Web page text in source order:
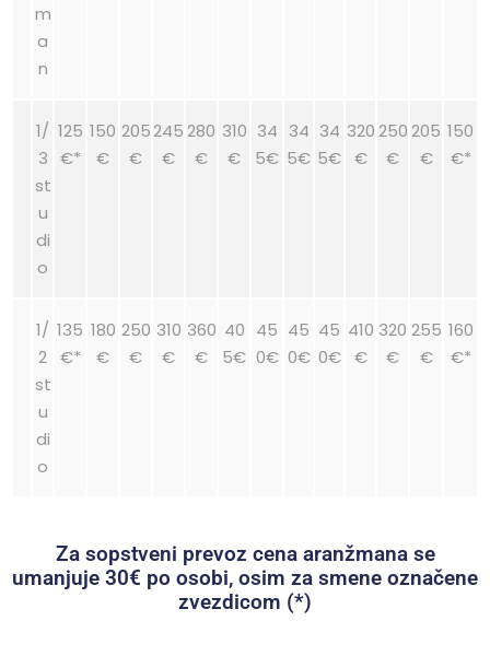
m
a
n
1/
3
st
u
di
o
125
€*
150
€
205
€
245
€
280
€
310
€
34
5€
34
5€
34
5€
320
€
250
€
205
€
150
€*
1/
2
st
u
di
o
135
€*
180
€
250
€
310
€
360
€
40
5€
45
0€
45
0€
45
0€
410
€
320
€
255
€
160
€*
Za sopstveni prevoz cena aranžmana se
umanjuje 30€ po osobi, osim za smene označene
zvezdicom (*)